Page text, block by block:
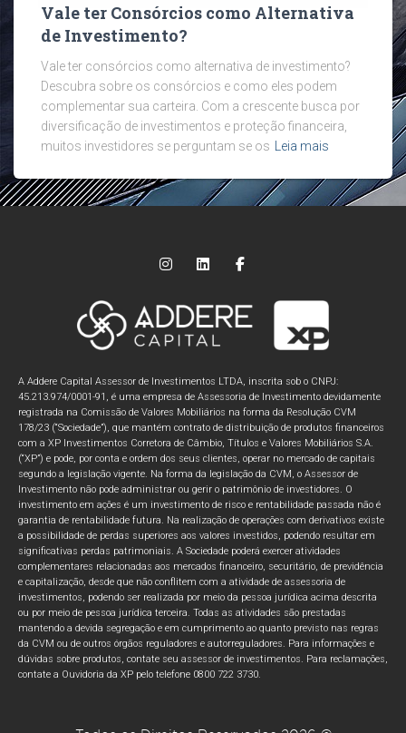
Vale ter Consórcios como Alternativa
de Investimento?
Vale ter consórcios como alternativa de investimento?
Descubra sobre os consórcios e como eles podem
complementar sua carteira. Com a crescente busca por
diversificação de investimentos e proteção financeira,
muitos investidores se perguntam se os
Leia mais
A Addere Capital Assessor de Investimentos LTDA, inscrita sob o CNPJ:
45.213.974/0001-91, é uma empresa de Assessoria de Investimento devidamente
registrada na Comissão de Valores Mobiliários na forma da Resolução CVM
178/23 (“Sociedade”), que mantém contrato de distribuição de produtos financeiros
com a XP Investimentos Corretora de Câmbio, Títulos e Valores Mobiliários S.A.
(“XP”) e pode, por conta e ordem dos seus clientes, operar no mercado de capitais
segundo a legislação vigente. Na forma da legislação da CVM, o Assessor de
Investimento não pode administrar ou gerir o patrimônio de investidores. O
investimento em ações é um investimento de risco e rentabilidade passada não é
garantia de rentabilidade futura. Na realização de operações com derivativos existe
a possibilidade de perdas superiores aos valores investidos, podendo resultar em
significativas perdas patrimoniais. A Sociedade poderá exercer atividades
complementares relacionadas aos mercados financeiro, securitário, de previdência
e capitalização, desde que não conflitem com a atividade de assessoria de
investimentos, podendo ser realizada por meio da pessoa jurídica acima descrita
ou por meio de pessoa jurídica terceira. Todas as atividades são prestadas
mantendo a devida segregação e em cumprimento ao quanto previsto nas regras
da CVM ou de outros órgãos reguladores e autorreguladores. Para informações e
dúvidas sobre produtos, contate seu assessor de investimentos. Para reclamações,
contate a Ouvidoria da XP pelo telefone 0800 722 3730.